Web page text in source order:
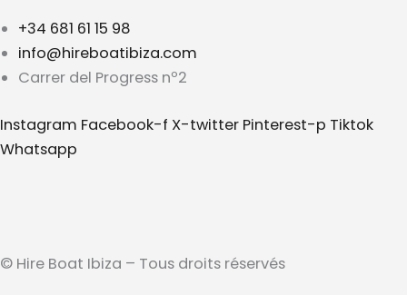
+34 681 61 15 98
info@hireboatibiza.com
Carrer del Progress nº2
Instagram Facebook-f X-twitter Pinterest-p Tiktok
Whatsapp
© Hire Boat Ibiza – Tous droits réservés